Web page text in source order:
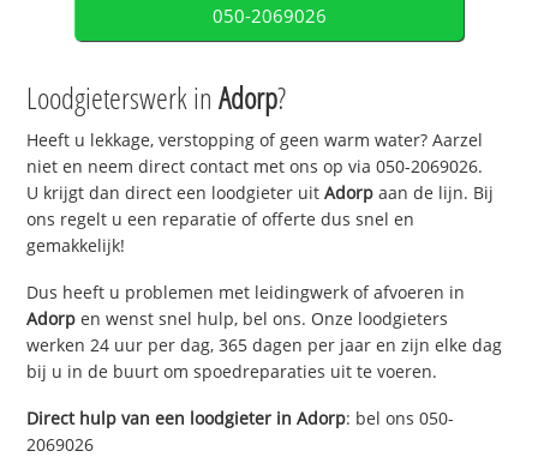
050-2069026
Loodgieterswerk inAdorp?
Heeft u lekkage, verstopping of geen warm water? Aarzel
niet en neem direct contact met ons op via 050-2069026.
U krijgt dan direct een loodgieter uitAdorp aan de lijn. Bij
ons regelt u een reparatie of offerte dus snel en
gemakkelijk!
Dus heeft u problemen met leidingwerk of afvoeren in
Adorp en wenst snel hulp, bel ons. Onze loodgieters
werken 24 uur per dag, 365 dagen per jaar en zijn elke dag
bij u in de buurt om spoedreparaties uit te voeren.
Direct hulp van een loodgieter inAdorp: bel ons 050-
2069026